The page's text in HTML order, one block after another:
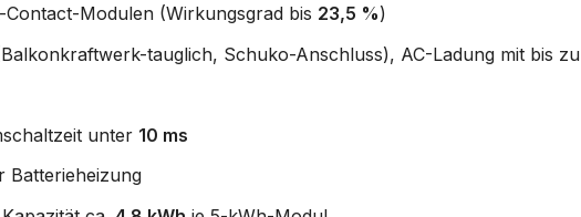
Modulen (Wirkungsgrad bis 23,5 %)
tauglich, Schuko-Anschluss), AC-Ladung mit bis zu
unter 10 ms
Batterieheizung